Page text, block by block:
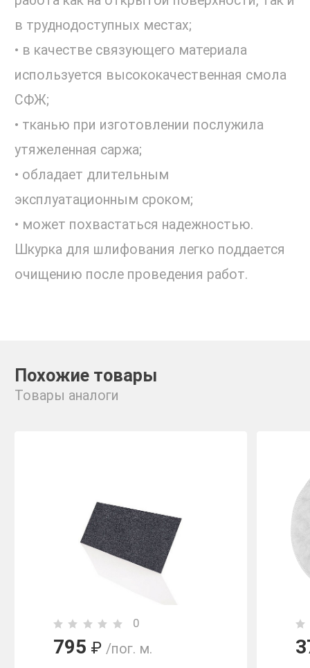
в труднодоступных местах;
• в качестве связующего материала
используется высококачественная смола
СФЖ;
• тканью при изготовлении послужила
утяжеленная саржа;
• обладает длительным
эксплуатационным сроком;
• может похвастаться надежностью.
Шкурка для шлифования легко поддается
очищению после проведения работ.
Похожие товары
Товары аналоги
0
795 ₽ /пог. м.